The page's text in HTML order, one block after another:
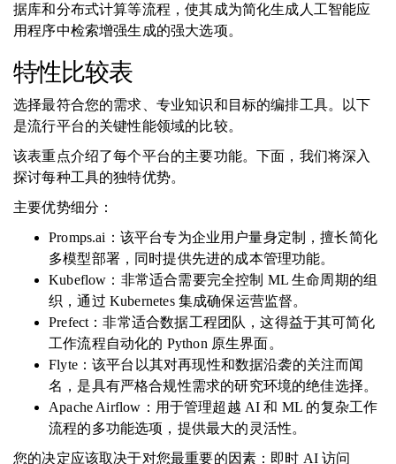
据库和分布式计算等流程，使其成为简化生成人工智能应
用程序中检索增强生成的强大选项。
特性比较表
选择最符合您的需求、专业知识和目标的编排工具。以下
是流行平台的关键性能领域的比较。
该表重点介绍了每个平台的主要功能。下面，我们将深入
探讨每种工具的独特优势。
主要优势细分：
Promps.ai：该平台专为企业用户量身定制，擅长简化
多模型部署，同时提供先进的成本管理功能。
Kubeflow：非常适合需要完全控制 ML 生命周期的组
织，通过 Kubernetes 集成确保运营监督。
Prefect：非常适合数据工程团队，这得益于其可简化
工作流程自动化的 Python 原生界面。
Flyte：该平台以其对再现性和数据沿袭的关注而闻
名，是具有严格合规性需求的研究环境的绝佳选择。
Apache Airflow：用于管理超越 AI 和 ML 的复杂工作
流程的多功能选项，提供最大的灵活性。
您的决定应该取决于对您最重要的因素：即时 AI 访问